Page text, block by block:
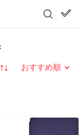
び替え